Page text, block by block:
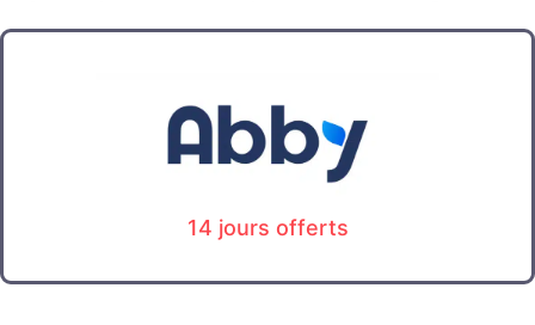
14 jours offerts